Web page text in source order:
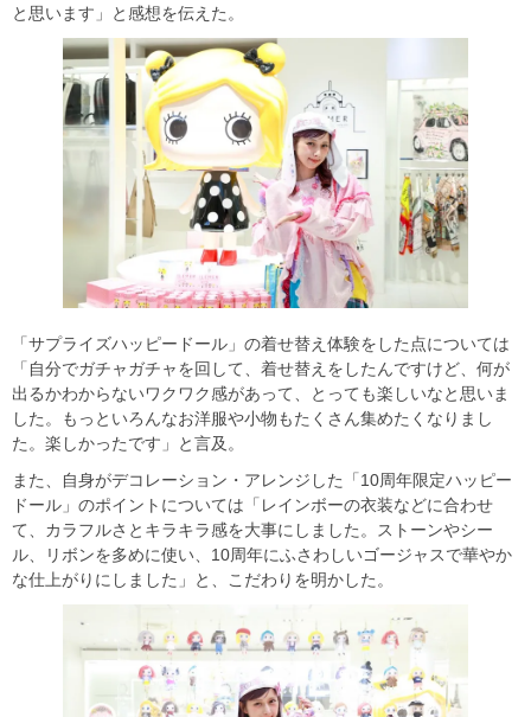
と思います」と感想を伝えた。
「サプライズハッピードール」の着せ替え体験をした点については
「自分でガチャガチャを回して、着せ替えをしたんですけど、何が
出るかわからないワクワク感があって、とっても楽しいなと思いま
した。もっといろんなお洋服や小物もたくさん集めたくなりまし
た。楽しかったです」と言及。
また、自身がデコレーション・アレンジした「10周年限定ハッピー
ドール」のポイントについては「レインボーの衣装などに合わせ
て、カラフルさとキラキラ感を大事にしました。ストーンやシー
ル、リボンを多めに使い、10周年にふさわしいゴージャスで華やか
な仕上がりにしました」と、こだわりを明かした。